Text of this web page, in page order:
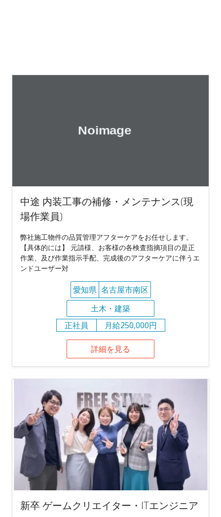
中途 内装工事の補修・メンテナンス(現
場作業員)
弊社施工物件の品質管理アフターケアをお任せします。
【具体的には】 元請様、お客様の各検査指摘項目の是正
作業、及び作業指示手配、完成後のアフターケアに伴うエ
ンドユーザー対
愛知県 名古屋市南区
土木・建築
正社員
月給250,000円
詳細を見る
新卒 ゲームクリエイター・ITエンジニア